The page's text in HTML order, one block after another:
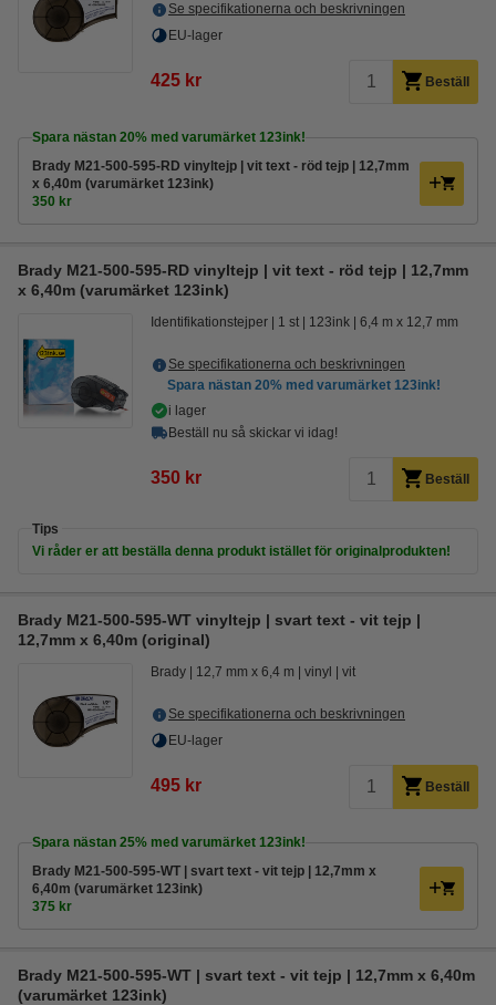
Se specifikationerna och beskrivningen
EU-lager
425 kr Beställ
Spara nästan 20% med varumärket 123ink!
Brady M21-500-595-RD vinyltejp | vit text - röd tejp | 12,7mm
x 6,40m (varumärket 123ink)
350 kr
Brady M21-500-595-RD vinyltejp | vit text - röd tejp | 12,7mm
x 6,40m (varumärket 123ink)
Identifikationstejper 1 st 123ink 6,4 m x 12,7 mm
Se specifikationerna och beskrivningen
Spara nästan 20% med varumärket 123ink!
i lager
Beställ nu så skickar vi idag!
350 kr Beställ
Tips
Vi råder er att beställa denna produkt istället för originalprodukten!
Brady M21-500-595-WT vinyltejp | svart text - vit tejp |
12,7mm x 6,40m (original)
Brady 12,7 mm x 6,4 m vinyl vit
Se specifikationerna och beskrivningen
EU-lager
495 kr Beställ
Spara nästan 25% med varumärket 123ink!
Brady M21-500-595-WT | svart text - vit tejp | 12,7mm x
6,40m (varumärket 123ink)
375 kr
Brady M21-500-595-WT | svart text - vit tejp | 12,7mm x 6,40m
(varumärket 123ink)